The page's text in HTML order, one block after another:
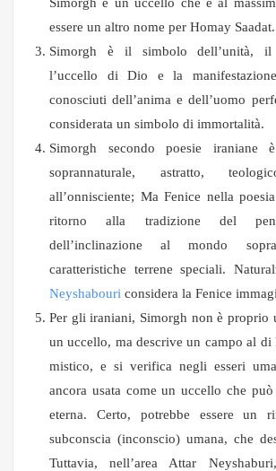
essere un altro nome per Homay Saadat.
Simorgh è il simbolo dell’unità, il
l’uccello di Dio e la
conosciuti dell’anima e dell’uomo
considerata un simbolo di immortalità.
Simorgh secondo poesie iraniane
soprannaturale, astratto,
all’onnisciente; Ma Fenice nella
ritorno alla tradizione del
dell’inclinazione al mondo
caratteristiche terrene speciali.
Neyshabouri considera la Fenice
Per gli iraniani, Simorgh non è proprio
un uccello, ma descrive un campo al di
mistico, e si verifica negli esseri
ancora usata come un uccello che può
eterna. Certo, potrebbe essere un
subconscia (inconscio) umana, che
Tuttavia, nell’area Attar